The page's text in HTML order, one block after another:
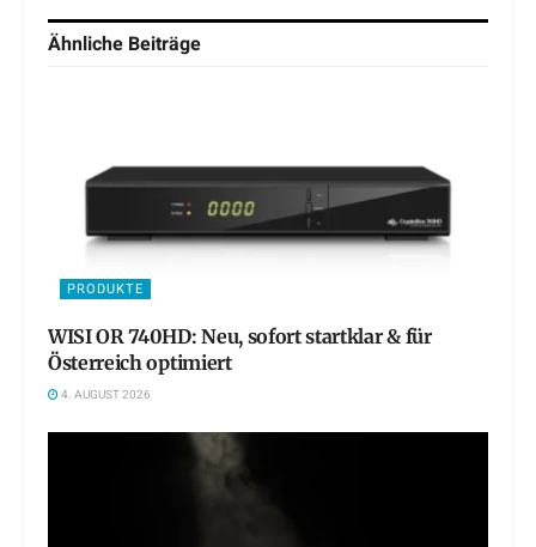
Ähnliche Beiträge
PRODUKTE
WISI OR 740HD: Neu, sofort startklar & für
Österreich optimiert
4. AUGUST 2026